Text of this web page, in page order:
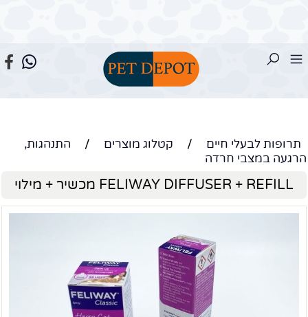
תרופות לבעלי חיים / קטלוג מוצרים /
התנהגות,
הרגעה במצבי חרדה
FELIWAY DIFFUSER + REFILL מכשיר + מילוי